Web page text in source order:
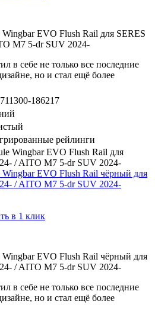
EVO Flush Rail для SERES
M7 5-dr SUV 2024-
в себе не только все последние
но и стал ещё более
186217
рейлинги
EVO Flush Rail чёрный для
/ AITO M7 5-dr SUV 2024-
в 1 клик
EVO Flush Rail чёрный для
/ AITO M7 5-dr SUV 2024-
в себе не только все последние
но и стал ещё более